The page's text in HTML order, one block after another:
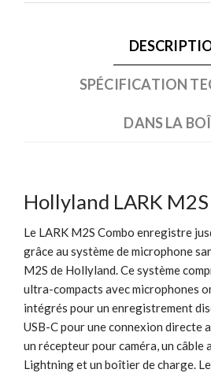
SPÉCIFICATION
DANS LA
Hollyland LARK
Le LARK M2S Combo enregistre
grâce au système de microphone
M2S de Hollyland. Ce système
ultra-compacts avec microphones
intégrés pour un enregistrement
USB-C pour une connexion directe
un récepteur pour caméra, un câble
Lightning et un boîtier de charge.